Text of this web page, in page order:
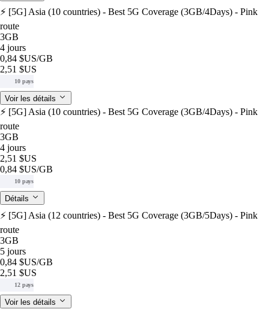
⚡️ [5G] Asia (10 countries) - Best 5G Coverage (3GB/4Days) - Pink
route
3GB
4 jours
0,84 $US/GB
2,51 $US
10 pays
Voir les détails
⚡️ [5G] Asia (10 countries) - Best 5G Coverage (3GB/4Days) - Pink
route
3GB
4 jours
2,51 $US
0,84 $US/GB
10 pays
Détails
⚡️ [5G] Asia (12 countries) - Best 5G Coverage (3GB/5Days) - Pink
route
3GB
5 jours
0,84 $US/GB
2,51 $US
12 pays
Voir les détails